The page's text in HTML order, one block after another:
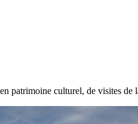
culturel, de visites de